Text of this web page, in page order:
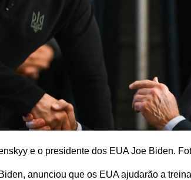
e o presidente dos EUA Joe Biden.
anunciou que os EUA ajudarão a